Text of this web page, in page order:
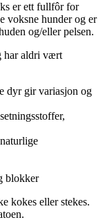
er ett fullfôr for
voksne hunder og er
og/eller pelsen.
har aldri vært
dyr gir variasjon og
blokker
kokes eller stekes.